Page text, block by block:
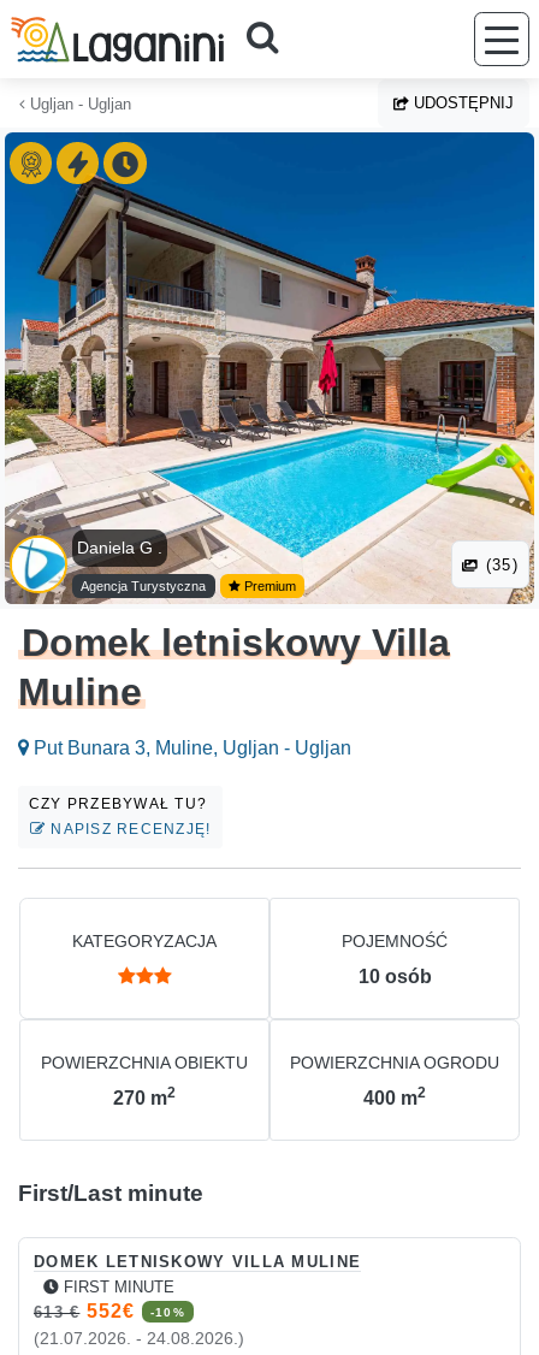
Przejdź do głównej treści
Ugljan - Ugljan UDOSTĘPNIJ
Daniela G .
Agencja Turystyczna Premium
(35)
Domek letniskowy Villa
Muline
Put Bunara 3, Muline, Ugljan - Ugljan
CZY PRZEBYWAŁ TU?
NAPISZ RECENZJĘ!
KATEGORYZACJA POJEMNOŚĆ
10 osób
POWIERZCHNIA OBIEKTU
270 m2
POWIERZCHNIA OGRODU
400 m2
First/Last minute
DOMEK LETNISKOWY VILLA MULINE
FIRST MINUTE
613 € 552€ -10%
(21.07.2026. - 24.08.2026.)